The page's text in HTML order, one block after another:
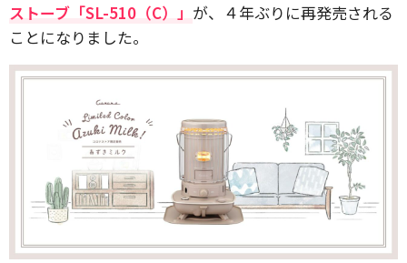
ストーブ「SL-510（C）」 が、４年ぶりに再発売される
ことになりました。